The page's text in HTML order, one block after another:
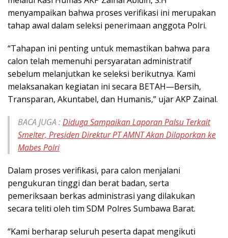
menyampaikan bahwa proses verifikasi ini merupakan
tahap awal dalam seleksi penerimaan anggota Polri.
“Tahapan ini penting untuk memastikan bahwa para
calon telah memenuhi persyaratan administratif
sebelum melanjutkan ke seleksi berikutnya. Kami
melaksanakan kegiatan ini secara BETAH—Bersih,
Transparan, Akuntabel, dan Humanis,” ujar AKP Zainal.
BACA JUGA :Diduga Sampaikan Laporan Palsu Terkait
Smelter, Presiden Direktur PT AMNT Akan Dilaporkan ke
Mabes Polri
Dalam proses verifikasi, para calon menjalani
pengukuran tinggi dan berat badan, serta
pemeriksaan berkas administrasi yang dilakukan
secara teliti oleh tim SDM Polres Sumbawa Barat.
“Kami berharap seluruh peserta dapat mengikuti